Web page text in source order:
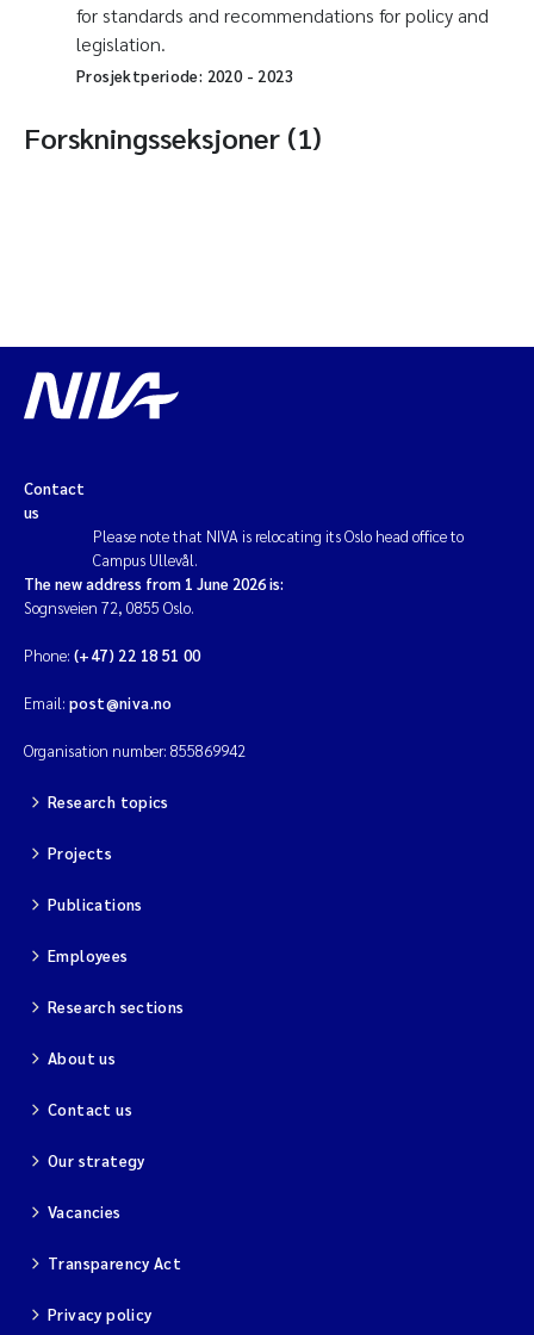
for standards and recommendations for policy and
legislation.
Prosjektperiode: 2020- 2023
Forskningsseksjoner (1)
Contact
us
Please note that NIVA is relocating its Oslo head office to
Campus Ullevål.
The new address from 1 June 2026 is:
Sognsveien 72, 0855 Oslo.
Phone: (+47) 22 18 51 00
Email: post@niva.no
Organisation number: 855869942
Research topics
Projects
Publications
Employees
Research sections
About us
Contact us
Our strategy
Vacancies
Transparency Act
Privacy policy